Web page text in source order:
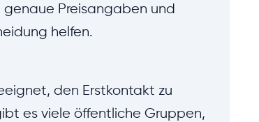
Preisangaben und
helfen.
den Erstkontakt zu
es viele öffentliche Gruppen,